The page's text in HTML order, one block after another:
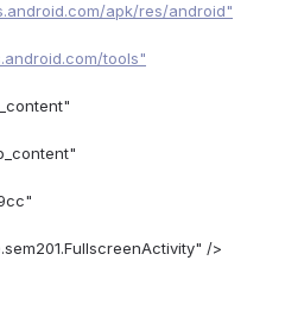
apk/res/android"
tools"
/>